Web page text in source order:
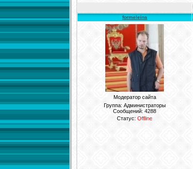
formeleins
Модератор сайта
Группа: Администраторы
Сообщений:4288
Статус:Offline